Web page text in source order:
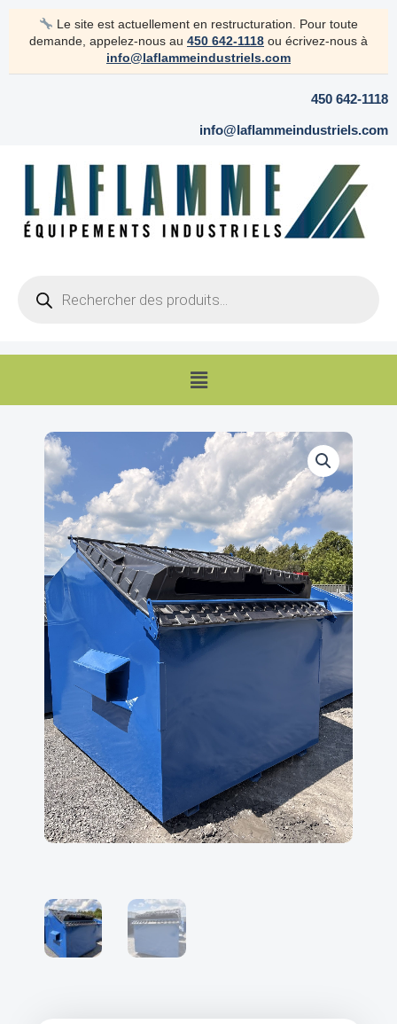
Le site est actuellement en restructuration. Pour toute
demande, appelez-nous au 450 642-1118 ou écrivez-nous à
info@laflammeindustriels.com
450 642-1118
info@laflammeindustriels.com
search
Menu